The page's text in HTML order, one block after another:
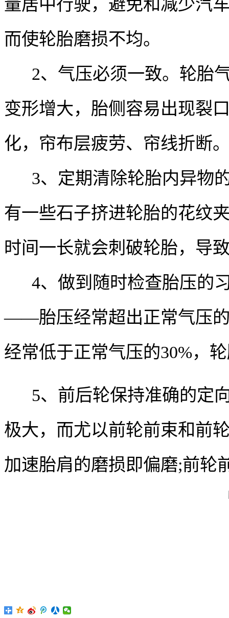
量居中行驶，避免和减少汽
而使轮胎磨损不均。
2、气压必须一致。轮胎
变形增大，胎侧容易出现裂
化，帘布层疲劳、帘线折断
3、定期清除轮胎内异物
有一些石子挤进轮胎的花纹
时间一长就会刺破轮胎，导
4、做到随时检查胎压的
——胎压经常超出正常气压的
经常低于正常气压的30%，
5、前后轮保持准确的定
极大，而尤以前轮前束和前
加速胎肩的磨损即偏磨;前轮